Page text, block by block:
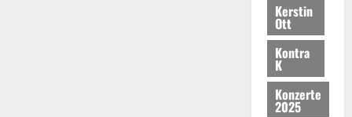
Kerstin
Ott
Kontra
K
Konzerte
2025